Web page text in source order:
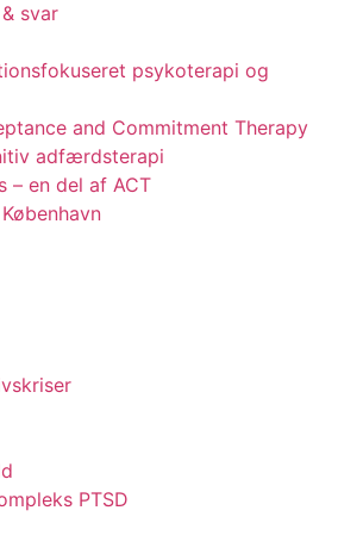
svar
psykoterapi og
and Commitment Therapy
adfærdsterapi
– en del af ACT
PTSD